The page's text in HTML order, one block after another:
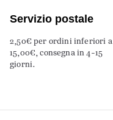
Servizio postale
2,50€ per ordini inferiori a
15,00€, consegna in 4-15
giorni.